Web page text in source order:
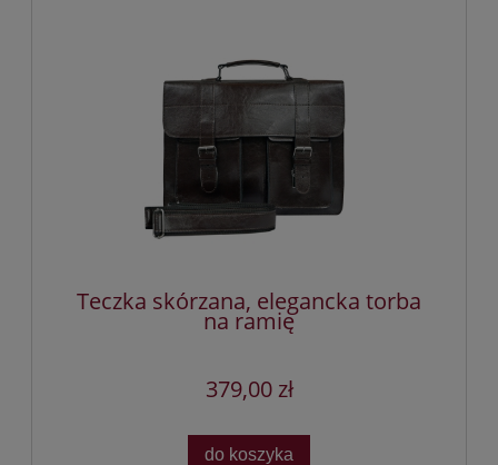
Teczka skórzana, elegancka torba
na ramię
379,00 zł
do koszyka